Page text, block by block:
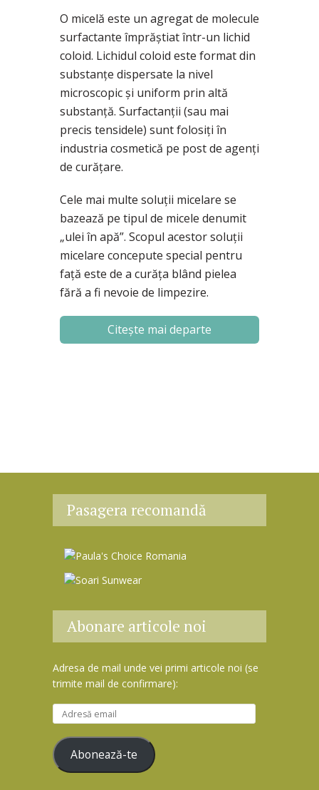
O micelă este un agregat de molecule
surfactante împrăştiat într-un lichid
coloid. Lichidul coloid este format din
substanţe dispersate la nivel
microscopic şi uniform prin altă
substanţă. Surfactanţii (sau mai
precis tensidele) sunt folosiţi în
industria cosmetică pe post de agenţi
de curăţare.
Cele mai multe soluţii micelare se
bazează pe tipul de micele denumit
„ulei în apă”. Scopul acestor soluţii
micelare concepute special pentru
faţă este de a curăţa blând pielea
fără a fi nevoie de limpezire.
Citește mai departe
Pasagera recomandă
Abonare articole noi
Adresa de mail unde vei primi articole noi (se
trimite mail de confirmare):
d
e
Abonează-te